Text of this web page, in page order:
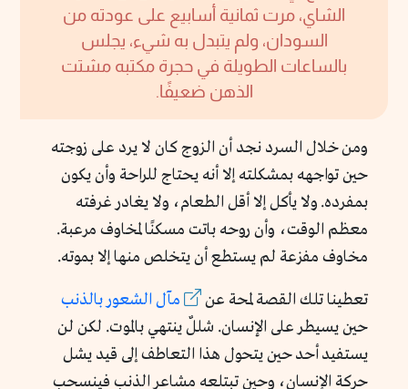
الشاي، مرت ثمانية أسابيع على عودته من
السودان، ولم يتبدل به شيء، يجلس
بالساعات الطويلة في حجرة مكتبه مشتت
الذهن ضعيفًا.
ومن خلال السرد نجد أن الزوج كان لا يرد على زوجته
حين تواجهه بمشكلته إلا أنه يحتاج للراحة وأن يكون
بمفرده. ولا يأكل إلا أقل الطعام، ولا يغادر غرفته
معظم الوقت، وأن روحه باتت مسكنًا لمخاوف مرعبة.
مخاوف مفزعة لم يستطع أن يتخلص منها إلا بموته.
تعطينا تلك القصة لمحة عن
مآل الشعور بالذنب
حين يسيطر على الإنسان. شللٌ ينتهي بالموت. لكن لن
يستفيد أحد حين يتحول هذا التعاطف إلى قيد يشل
حركة الإنسان، وحين تبتلعه مشاعر الذنب فينسحب